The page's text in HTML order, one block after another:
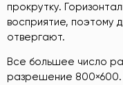
прокрутку.
восприятие, поэтому
отвергают.
Все большее число
разрешение